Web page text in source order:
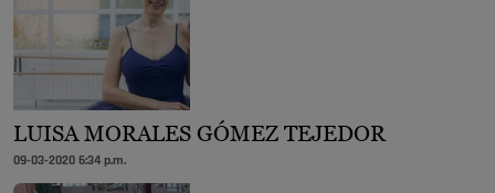
LUISA MORALES GÓMEZ TEJEDOR
09-03-2020 6:34 p.m.